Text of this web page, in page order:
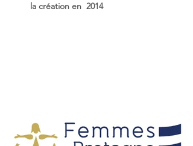
la création en 2014